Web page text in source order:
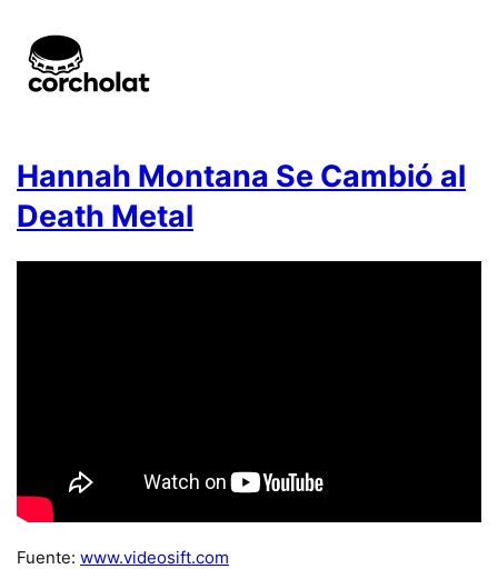
Hannah Montana Se Cambió al
Death Metal
Fuente: www.videosift.com